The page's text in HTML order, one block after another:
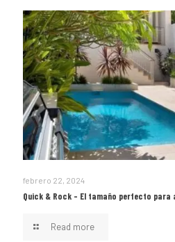
febrero 22, 2024
Quick & Rock – El tamaño perfecto para
Read more